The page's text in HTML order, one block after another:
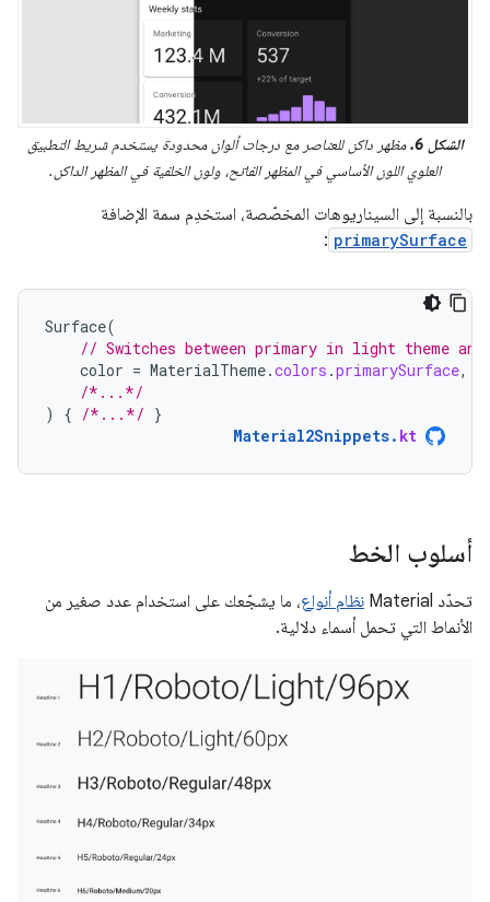
الشكل 6.
مظهر داكن للعناصر مع درجات ألوان محدودة يستخدم شريط التطبيق
العلوي اللون الأساسي في المظهر الفاتح، ولون الخلفية في المظهر الداكن.
بالنسبة إلى السيناريوهات المخصّصة، استخدِم سمة الإضافة
primarySurface
:
Surface(
// Switches between primary in light theme
color = MaterialTheme.colors .primarySurface,
/*...*/
)
{ /*...*/ }
Material2Snippets. kt
أسلوب الخط
تحدّد Material نظام أنواع، ما يشجّعك على استخدام عدد صغير من
الأنماط التي تحمل أسماء دلالية.